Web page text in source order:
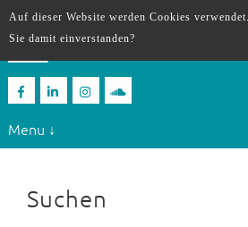
Menu ↓
Suchen
Auf dieser Website werden Cookies
Sie damit einverstanden?